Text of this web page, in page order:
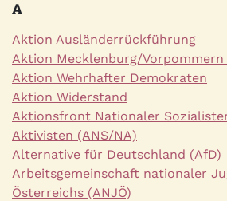
A
Aktion Ausländerrückführung
Aktion Mecklenburg/Vorpommern
Aktion Wehrhafter Demokraten
Aktion Widerstand
Aktionsfront Nationaler
Aktivisten (ANS/NA)
Alternative für Deutschland (AfD)
Arbeitsgemeinschaft nationaler
Österreichs (ANJÖ)